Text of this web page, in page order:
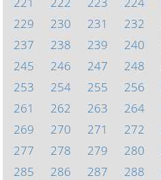
229
230 231 232
237
238 239 240
245
246 247 248
253
254 255 256
261
262 263 264
269
270 271 272
277
278 279 280
285
286 287 288